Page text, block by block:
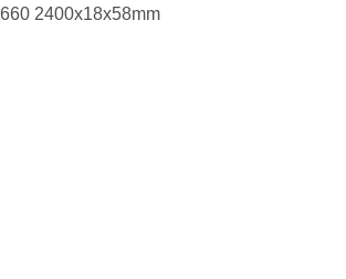
660 2400x18x58mm